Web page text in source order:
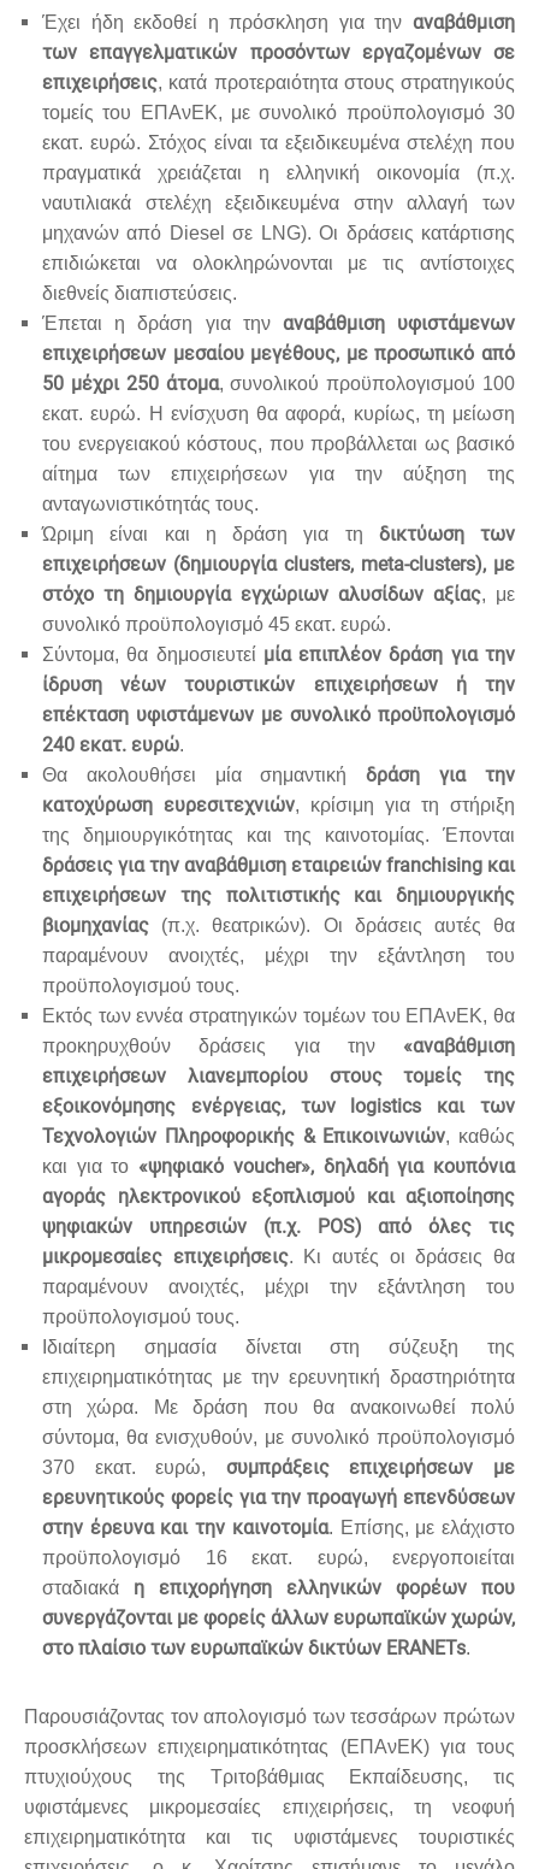
Έχει ήδη εκδοθεί η πρόσκληση για την αναβάθμιση
των επαγγελματικών προσόντων εργαζομένων σε
επιχειρήσεις, κατά προτεραιότητα στους στρατηγικούς
τομείς του ΕΠΑνΕΚ, με συνολικό προϋπολογισμό 30
εκατ. ευρώ. Στόχος είναι τα εξειδικευμένα στελέχη που
πραγματικά χρειάζεται η ελληνική οικονομία (π.χ.
ναυτιλιακά στελέχη εξειδικευμένα στην αλλαγή των
μηχανών από Diesel σε LNG). Οι δράσεις κατάρτισης
επιδιώκεται να ολοκληρώνονται με τις αντίστοιχες
διεθνείς διαπιστεύσεις.
Έπεται η δράση για την αναβάθμιση υφιστάμενων
επιχειρήσεων μεσαίου μεγέθους, με προσωπικό από
50 μέχρι 250 άτομα, συνολικού προϋπολογισμού 100
εκατ. ευρώ. Η ενίσχυση θα αφορά, κυρίως, τη μείωση
του ενεργειακού κόστους, που προβάλλεται ως βασικό
αίτημα των επιχειρήσεων για την αύξηση της
ανταγωνιστικότητάς τους.
Ώριμη είναι και η δράση για τη δικτύωση των
επιχειρήσεων (δημιουργία clusters, meta-clusters), με
στόχο τη δημιουργία εγχώριων αλυσίδων αξίας, με
συνολικό προϋπολογισμό 45 εκατ. ευρώ.
Σύντομα, θα δημοσιευτεί μία επιπλέον δράση για την
ίδρυση νέων τουριστικών επιχειρήσεων ή την
επέκταση υφιστάμενων με συνολικό προϋπολογισμό
240 εκατ. ευρώ.
Θα ακολουθήσει μία σημαντικήδράση για την
κατοχύρωση ευρεσιτεχνιών, κρίσιμη για τη στήριξη
της δημιουργικότητας και της καινοτομίας. Έπονται
δράσεις για την αναβάθμιση εταιρειών franchising και
επιχειρήσεων της πολιτιστικής και δημιουργικής
βιομηχανίας (π.χ. θεατρικών). Οι δράσεις αυτές θα
παραμένουν ανοιχτές, μέχρι την εξάντληση του
προϋπολογισμού τους.
Εκτός των εννέα στρατηγικών τομέων του ΕΠΑνΕΚ, θα
προκηρυχθούν δράσεις για την «αναβάθμιση
επιχειρήσεων λιανεμπορίου στους τομείς της
εξοικονόμησης ενέργειας, των logistics και των
Τεχνολογιών Πληροφορικής & Επικοινωνιών, καθώς
και για το «ψηφιακό voucher», δηλαδή για κουπόνια
αγοράς ηλεκτρονικού εξοπλισμού και αξιοποίησης
ψηφιακών υπηρεσιών (π.χ. POS) από όλες τις
μικρομεσαίες επιχειρήσεις. Κι αυτές οι δράσεις θα
παραμένουν ανοιχτές, μέχρι την εξάντληση του
προϋπολογισμού τους.
Ιδιαίτερη σημασία δίνεται στη σύζευξη της
επιχειρηματικότητας με την ερευνητική δραστηριότητα
στη χώρα. Με δράση που θα ανακοινωθεί πολύ
σύντομα, θα ενισχυθούν, με συνολικό προϋπολογισμό
370 εκατ. ευρώ, συμπράξεις επιχειρήσεων με
ερευνητικούς φορείς για την προαγωγή επενδύσεων
στην έρευνα και την καινοτομία. Επίσης, με ελάχιστο
προϋπολογισμό 16 εκατ. ευρώ, ενεργοποιείται
σταδιακά η επιχορήγηση ελληνικών φορέων που
συνεργάζονται με φορείς άλλων ευρωπαϊκών χωρών,
στο πλαίσιο των ευρωπαϊκών δικτύων ERANETs.
Παρουσιάζοντας τον απολογισμό των τεσσάρων πρώτων
προσκλήσεων επιχειρηματικότητας (ΕΠΑνΕΚ) για τους
πτυχιούχους της Τριτοβάθμιας Εκπαίδευσης, τις
υφιστάμενες μικρομεσαίες επιχειρήσεις, τη νεοφυή
επιχειρηματικότητα και τις υφιστάμενες τουριστικές